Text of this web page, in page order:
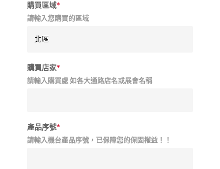
購買區域*
請輸入您購買的區域
購買店家*
請輸入購買處 如各大通路店名或展會名稱
產品序號*
請輸入機台產品序號，已保障您的保固權益！！